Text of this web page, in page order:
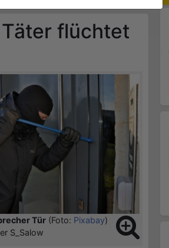
flüchtet
Tür (Foto: Pixabay)
S_Salow